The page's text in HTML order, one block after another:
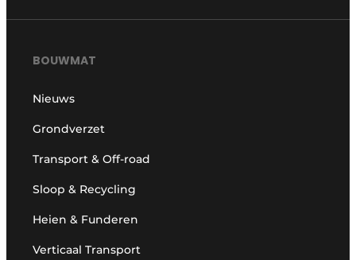
BOUWMAT
Nieuws
Grondverzet
Transport & Off-road
Sloop & Recycling
Heien & Funderen
Verticaal Transport